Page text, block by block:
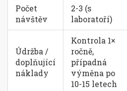
Počet
návštěv
2-3 (s
laboratoří)
Údržba /
doplňující
náklady
Kontrola 1×
ročně,
případná
výměna po
10-15 letech